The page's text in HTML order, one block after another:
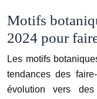
Motifs
2024 pour
Les motifs
tendances des
évolution vers